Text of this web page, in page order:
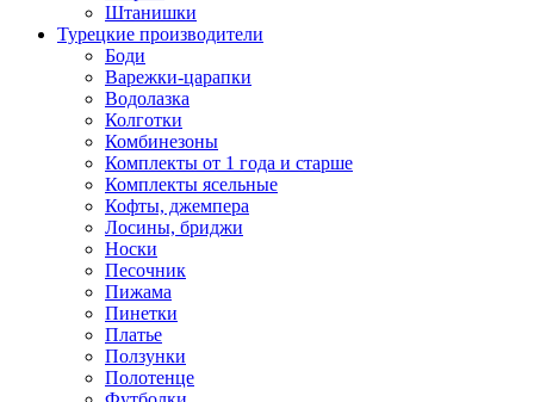
Штанишки
Турецкие производители
Боди
Варежки-царапки
Водолазка
Колготки
Комбинезоны
Комплекты от 1 года и старше
Комплекты ясельные
Кофты, джемпера
Лосины, бриджи
Носки
Песочник
Пижама
Пинетки
Платье
Ползунки
Полотенце